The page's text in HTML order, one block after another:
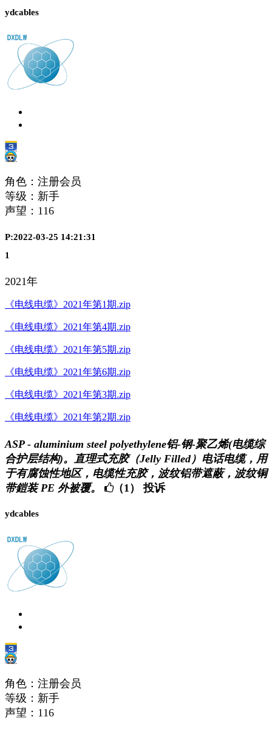
ydcables
角色：注册会员
等级：新手
声望： 116
P:2022-03-25 14:21:31
1
2021年
《电线电缆》2021年第1期.zip
《电线电缆》2021年第4期.zip
《电线电缆》2021年第5期.zip
《电线电缆》2021年第6期.zip
《电线电缆》2021年第3期.zip
《电线电缆》2021年第2期.zip
ASP - aluminium steel polyethylene铝-钢-聚乙烯(电缆综
合护层结构)。直理式充胶（Jelly Filled）电话电缆，用
于有腐蚀性地区，电缆性充胶，波纹铝带遮蔽，波纹铜
带鎧装 PE 外被覆。
（1） 投诉
ydcables
角色：注册会员
等级：新手
声望： 116